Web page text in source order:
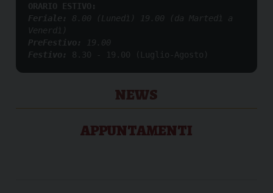
ORARIO ESTIVO:
Feriale: 8.00 (Lunedì) 19.00 (da Martedì a
Venerdì)
PreFestivo:
19.00
Festivo:
8.30 - 19.00 (Luglio-Agosto)
NEWS
APPUNTAMENTI